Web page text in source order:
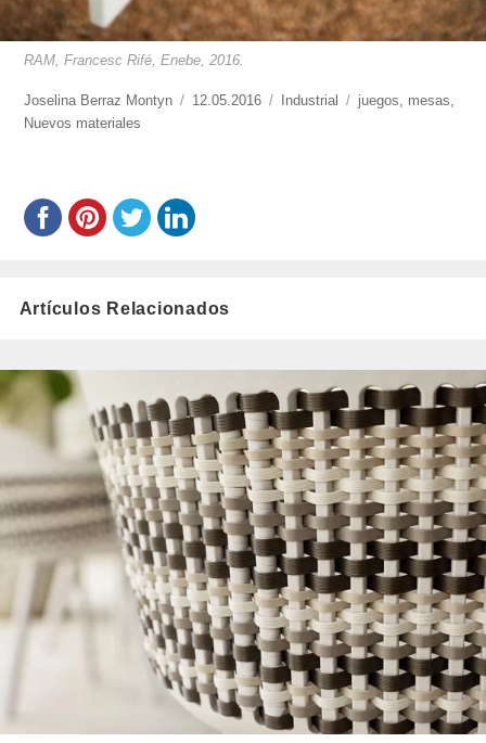
RAM, Francesc Rifé, Enebe, 2016.
https://www.experimenta.es/author/joselina-
berraz-
Joselina Berraz Montyn
Publicado
12.05.2016 Categorías
Industrial Etiquetas
juegos, mesas,
Nuevos materiales
Artículos Relacionados